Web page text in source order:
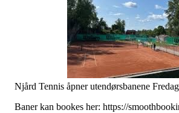
Njård Tennis åpner utendørsbanene
Baner kan bookes her: https://